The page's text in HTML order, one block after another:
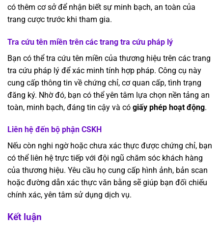
có thêm cơ sở để nhận biết sự minh bạch, an toàn của
trang cược trước khi tham gia.
Tra cứu tên miền trên các trang tra cứu pháp lý
Bạn có thể tra cứu tên miền của thương hiệu trên các trang
tra cứu pháp lý để xác minh tính hợp pháp. Công cụ này
cung cấp thông tin về chứng chỉ, cơ quan cấp, tình trạng
đăng ký. Nhờ đó, bạn có thể yên tâm lựa chọn nền tảng an
toàn, minh bạch, đáng tin cậy và có giấy phép hoạt động.
Liên hệ đến bộ phận CSKH
Nếu còn nghi ngờ hoặc chưa xác thực được chứng chỉ, bạn
có thể liên hệ trực tiếp với đội ngũ chăm sóc khách hàng
của thương hiệu. Yêu cầu họ cung cấp hình ảnh, bản scan
hoặc đường dẫn xác thực văn bằng sẽ giúp bạn đối chiếu
chính xác, yên tâm sử dụng dịch vụ.
Kết luận